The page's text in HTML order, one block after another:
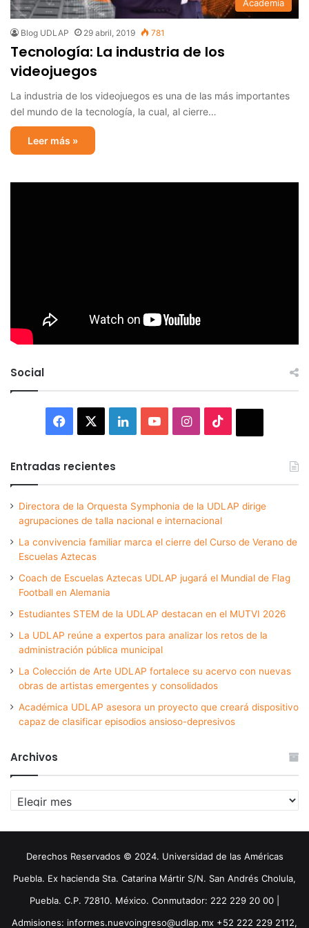
Academia
Blog UDLAP 29 abril, 2019 781
Tecnología: La industria de los
videojuegos
La industria de los videojuegos es una de las más importantes
del mundo de la tecnología, la cual, al cierre…
Leer más »
Social
Facebook LinkedInYouTubeInstagram
Entradas recientes
Directora de la Orquesta Symphonia de la UDLAP dirige
agrupaciones de talla nacional e internacional
La convivencia familiar marca el cierre del Curso de Verano de
Escuelas Aztecas
Coach de Escuelas Aztecas UDLAP jugará el Mundial de Flag
Football en Alemania
Estudiantes STEM de la UDLAP destacan en el MUTVI 2026
La UDLAP reúne a expertos para analizar los retos de la
administración pública municipal
La Colección de Arte UDLAP fortalece su acervo con nuevas
obras de artistas emergentes y consolidados
Académica UDLAP asesora un proyecto que creará dispositivo
capaz de clasificar episodios ansioso-depresivos
Archivos
Archivos
Derechos Reservados © 2024. Universidad de las Américas
Puebla. Ex hacienda Sta. Catarina Mártir S/N. San Andrés Cholula,
Puebla. C.P. 72810. México. Conmutador: 222 229 20 00 |
Admisiones: informes.nuevoingreso@udlap.mx +52 222 229 2112,